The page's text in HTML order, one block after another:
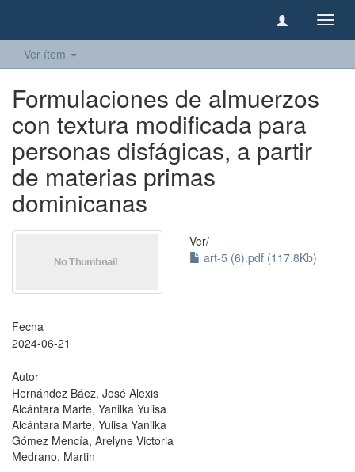
Ver ítem
Formulaciones de almuerzos
con textura modificada para
personas disfágicas, a partir
de materias primas
dominicanas
Ver/
art-5 (6).pdf (117.8Kb)
Fecha
2024-06-21
Autor
Hernández Báez, José Alexis
Alcántara Marte, Yanilka Yulisa
Alcántara Marte, Yulisa Yanilka
Gómez Mencía, Arelyne Victoria
Medrano, Martin